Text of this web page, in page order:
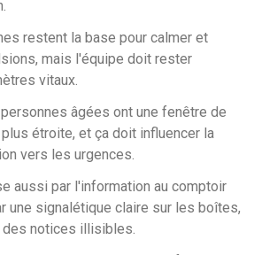
restent la base pour calmer et
mais l'équipe doit rester
vitaux.
âgées ont une fenêtre de
étroite, et ça doit influencer la
vers les urgences.
aussi par l'information au comptoir
une signalétique claire sur les boîtes,
notices illisibles.